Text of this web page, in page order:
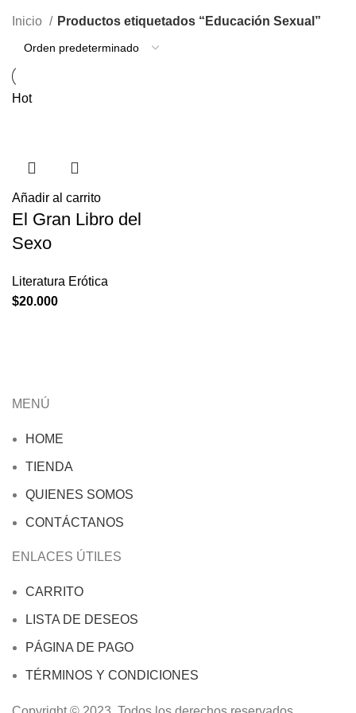
Inicio Productos etiquetados “Educación Sexual”
Hot
Añadir al carrito
El Gran Libro del
Sexo
Literatura Erótica
$20.000
MENÚ
HOME
TIENDA
QUIENES SOMOS
CONTÁCTANOS
ENLACES ÚTILES
CARRITO
LISTA DE DESEOS
PÁGINA DE PAGO
TÉRMINOS Y CONDICIONES